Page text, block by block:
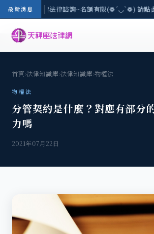
最新消息
3(一) 現場免費法律諮詢~名額有限(❁´◡`❁) 請點
首頁›法律知識庫›法律知識庫›物權法
物權法
分管契約是什麼？對應有部分
力嗎
2021年07月22日